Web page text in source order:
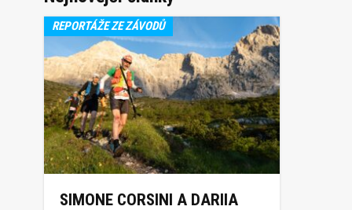
REPORTÁŽE ZE ZÁVODŮ
SIMONE CORSINI A DARIIA